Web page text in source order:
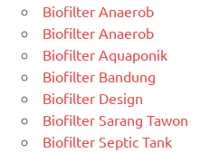
Biofilter Anaerob
Biofilter Anaerob
Biofilter Aquaponik
Biofilter Bandung
Biofilter Design
Biofilter Sarang Tawon
Biofilter Septic Tank